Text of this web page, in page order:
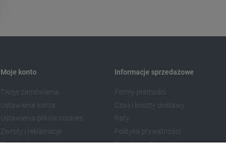
Moje konto
Twoje zamówienia
Ustawienia konta
Ustawienia plików cookies
Zwroty i reklamacje
Regulamin
Informacje sprzedażowe
Formy płatności
Czas i koszty dostawy
Raty
Polityka prywatności
Regulamin Newslettera